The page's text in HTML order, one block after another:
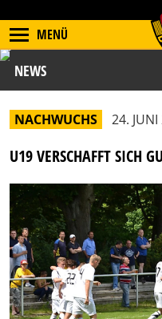
MENÜ
NEWS
NACHWUCHS 24.
U19 VERSCHAFFT SICH